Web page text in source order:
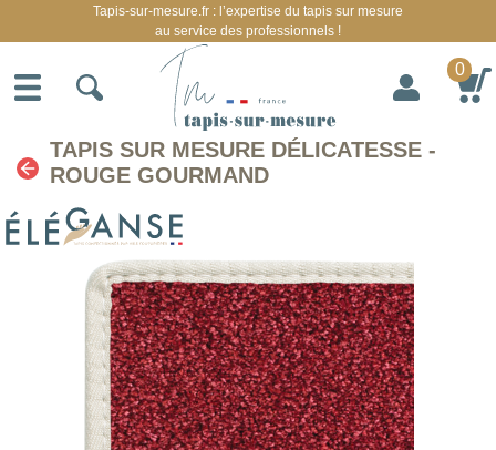
TAPIS SUR MESURE DÉLICATESSE -
ROUGE GOURMAND
Tapis-sur-mesure.fr : l’expertise du tapis sur mesure
au service des professionnels !
0